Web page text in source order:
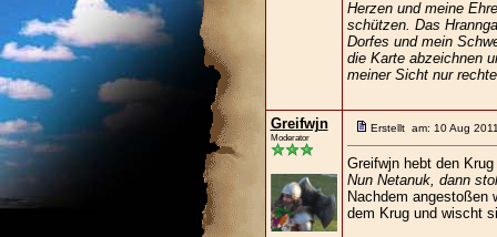
Herzen und meine
schützen. Das
Dorfes und mein
die Karte abzeichnen
meiner Sicht nur
Greifwjn
Moderator
Erstellt am: 10 Aug
Greifwjn hebt den Krug
Nun Netanuk, dann
Nachdem angestoßen
dem Krug und wischt